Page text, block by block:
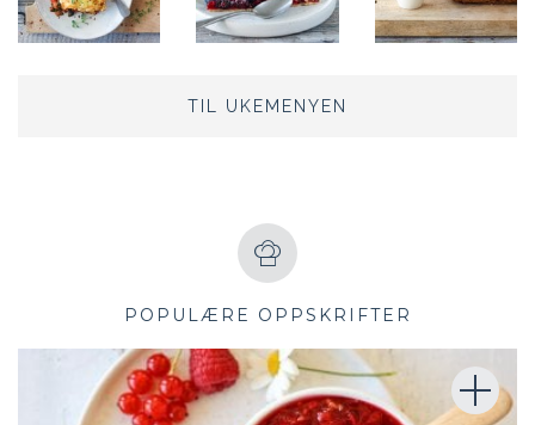
TIL UKEMENYEN
POPULÆRE OPPSKRIFTER